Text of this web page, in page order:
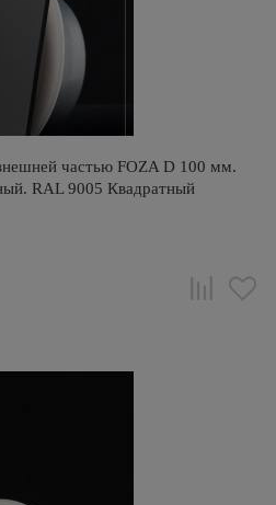
частью FOZA D 100 мм.
RAL 9005 Квадратный